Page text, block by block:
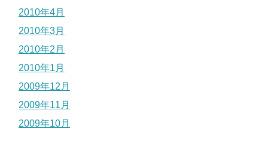
2010年4月
2010年3月
2010年2月
2010年1月
2009年12月
2009年11月
2009年10月